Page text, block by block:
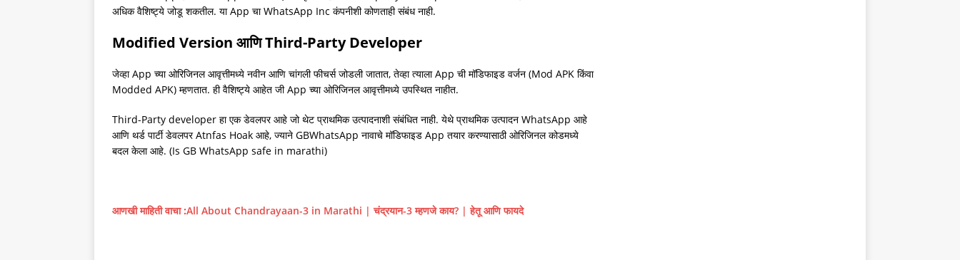
अधिक वैशिष्ट्ये जोडू शकतील. या App चा WhatsApp Inc कंपनीशी कोणताही संबंध नाही.
Modified Version आणि Third-Party Developer
जेव्हा App च्या ओरिजिनल आवृत्तीमध्ये नवीन आणि चांगली फीचर्स जोडली जातात, तेव्हा त्याला App ची मॉडिफाइड वर्जन (Mod APK किंवा
Modded APK) म्हणतात. ही वैशिष्ट्ये आहेत जी App च्या ओरिजिनल आवृत्तीमध्ये उपस्थित नाहीत.
Third-Party developer हा एक डेवलपर आहे जो थेट प्राथमिक उत्पादनाशी संबंधित नाही. येथे प्राथमिक उत्पादन WhatsApp आहे
आणि थर्ड पार्टी डेवलपर Atnfas Hoak आहे, ज्याने GBWhatsApp नावाचे मॉडिफाइड App तयार करण्यासाठी ओरिजिनल कोडमध्ये
बदल केला आहे. (Is GB WhatsApp safe in marathi)
आणखी माहिती वाचा :All About Chandrayaan-3 in Marathi | चंद्रयान-3 म्हणजे काय? | हेतू आणि फायदे